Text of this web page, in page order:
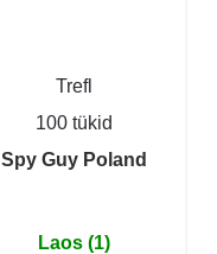
Trefl
100 tükid
Spy Guy Poland
Laos (1)